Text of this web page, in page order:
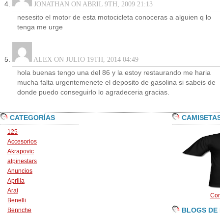
JONATHAN ON ABRIL 9TH, 2009 21:13
nesesito el motor de esta motocicleta conoceras a alguien q lo
tenga me urge
ALEX ON JULIO 19TH, 2014 04:49
hola buenas tengo una del 86 y la estoy restaurando me haria
mucha falta urgentemenete el deposito de gasolina si sabeis de
donde puedo conseguirlo lo agradeceria gracias.
CATEGORÍAS
125
Accesorios
Akrapovic
alpinestars
Anuncios
Aprilia
Arai
Benelli
Bennche
BLOGS DE